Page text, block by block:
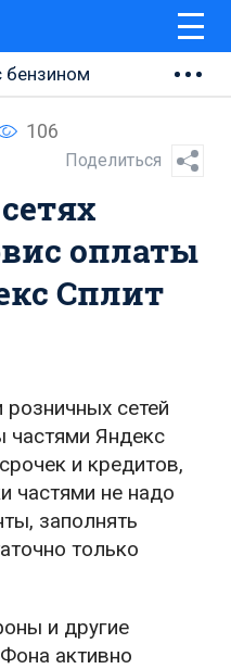
106
Поделиться
оплаты
Сплит
сетей
частями Яндекс
и кредитов,
частями не надо
заполнять
только
и другие
активно